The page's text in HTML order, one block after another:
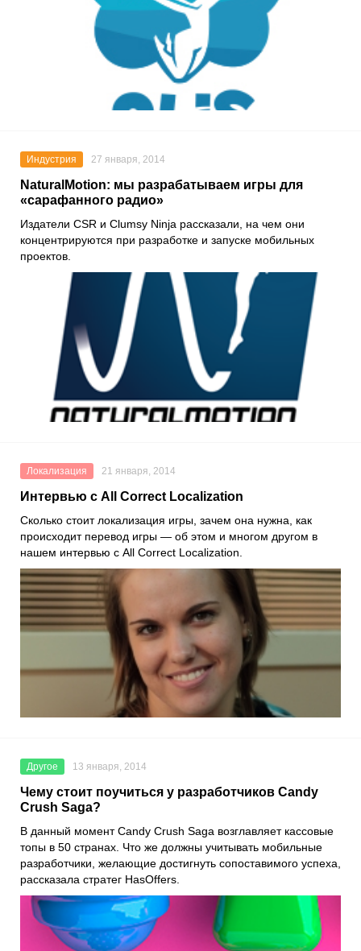
Индустрия 27 января, 2014
NaturalMotion: мы разрабатываем игры для
«сарафанного радио»
Издатели CSR и Clumsy Ninja рассказали, на чем они
концентрируются при разработке и запуске мобильных
проектов.
Локализация 21 января, 2014
Интервью с All Correct Localization
Сколько стоит локализация игры, зачем она нужна, как
происходит перевод игры — об этом и многом другом в
нашем интервью с All Correct Localization.
Другое 13 января, 2014
Чему стоит поучиться у разработчиков Candy
Crush Saga?
В данный момент Candy Crush Saga возглавляет кассовые
топы в 50 странах. Что же должны учитывать мобильные
разработчики, желающие достигнуть сопоставимого успеха,
рассказала стратег HasOffers.